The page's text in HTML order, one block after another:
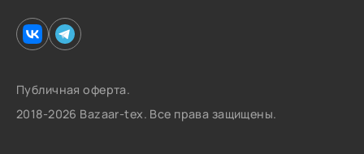
Публичная оферта.
2018-2026 Bazaar-tex. Все права защищены.